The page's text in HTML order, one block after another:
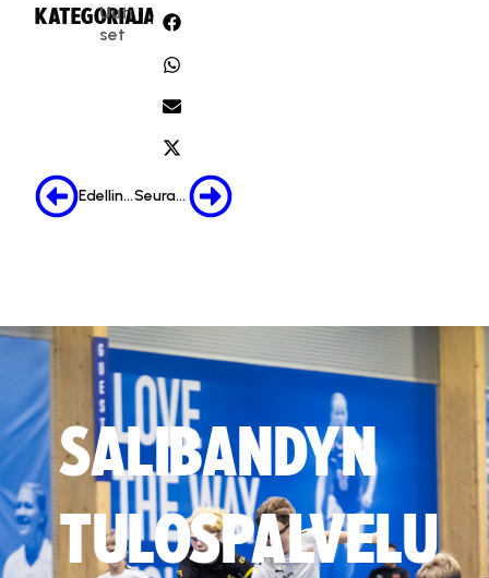
KATEGORIA:
Uuti
set
JAA:
Edellinen Seuraava
SALIBANDYN
TULOSPALVELU